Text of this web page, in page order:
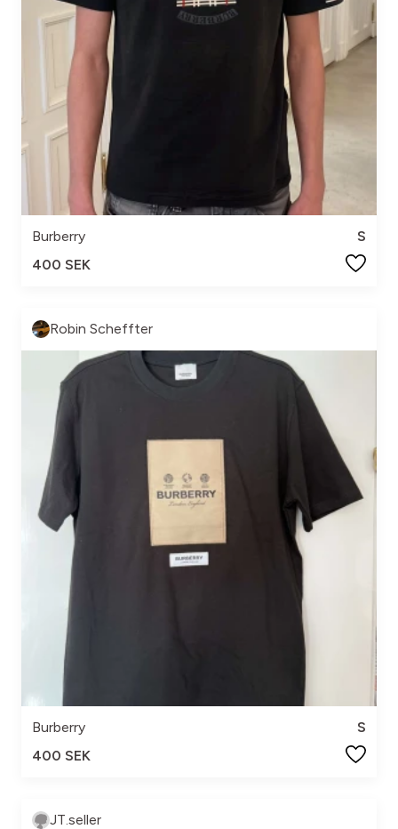
Burberry
S
400 SEK
Robin Scheffter
Burberry
S
400 SEK
JT.seller